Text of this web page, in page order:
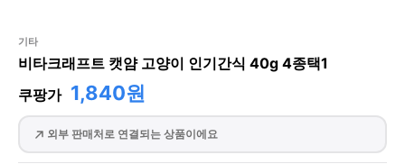
기타
비타크래프트 캣얌 고양이 인기간식 40g 4종택1
쿠팡가 1,840원
외부 판매처로 연결되는 상품이에요